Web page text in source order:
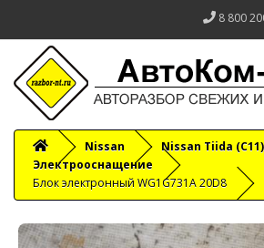
8 800
Nissan
Nissan Tiida
Электрооснащение
Блок электронный WG1G731A 20D8